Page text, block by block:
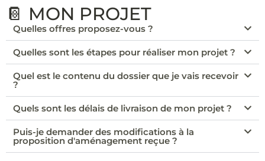
📔 MON PROJET
Quelles offres proposez-vous ?
Quelles sont les étapes pour réaliser mon projet ?
Quel est le contenu du dossier que je vais recevoir
?
Quels sont les délais de livraison de mon projet ?
Puis-je demander des modifications à la
proposition d'aménagement reçue ?